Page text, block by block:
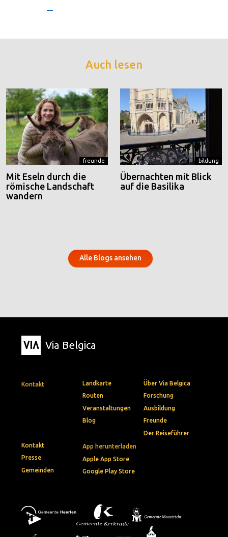
—
Auch lesen
freunde
Mit Eseln durch die
römische Landschaft
wandern
bildung
Übernachten mit Blick
auf die Basilika
Alle Blogs ansehen
Via Belgica
Kontakt
App herunterladen
Apple App Store
Google Play Store
Landkarte
Routen
Veranstaltungen
Blog
Über Via Belgica
Forschung
Ausbildung
Freunde
Der Reiseführer
Kontakt
Presse
Gemeinden